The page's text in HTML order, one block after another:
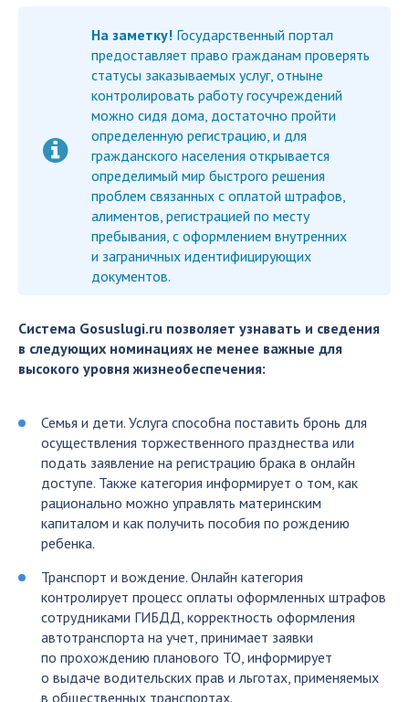
На заметку! Государственный портал
предоставляет право гражданам проверять
статусы заказываемых услуг, отныне
контролировать работу госучреждений
можно сидя дома, достаточно пройти
определенную регистрацию, и для
гражданского населения открывается
определимый мир быстрого решения
проблем связанных с оплатой штрафов,
алиментов, регистрацией по месту
пребывания, с оформлением внутренних
и заграничных идентифицирующих
документов.
Система Gosuslugi.ru позволяет узнавать и сведения
в следующих номинациях не менее важные для
высокого уровня жизнеобеспечения:
Семья и дети. Услуга способна поставить бронь для
осуществления торжественного празднества или
подать заявление на регистрацию брака в онлайн
доступе. Также категория информирует о том, как
рационально можно управлять материнским
капиталом и как получить пособия по рождению
ребенка.
Транспорт и вождение. Онлайн категория
контролирует процесс оплаты оформленных штрафов
сотрудниками ГИБДД, корректность оформления
автотранспорта на учет, принимает заявки
по прохождению планового ТО, информирует
о выдаче водительских прав и льготах, применяемых
в общественных транспортах.